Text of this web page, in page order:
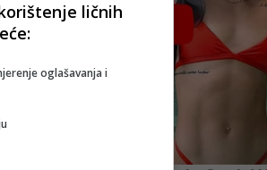
ličnih
oglašavanja i